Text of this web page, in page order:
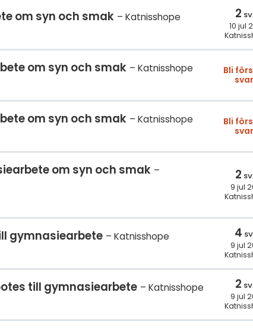
om syn och smak Katnisshope 2
10 jul
om syn och smak Katnisshope
Bli
om syn och smak Katnisshope
Bli
om syn och smak 2
9 jul
gymnasiearbete Katnisshope 4
9 jul
till gymnasiearbete Katnisshope 2
9 jul